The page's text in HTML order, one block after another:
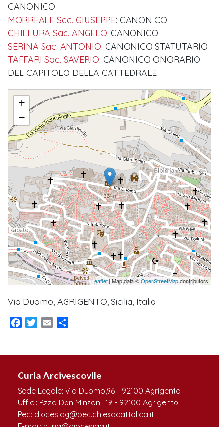
CANONICO
MORREALE Sac. GIUSEPPE: CANONICO
CHILLURA Sac. ANGELO: CANONICO
SERINA Sac. ANTONIO: CANONICO STATUTARIO
TAFFARI Sac. SAVERIO: CANONICO ONORARIO
DEL CAPITOLO DELLA CATTEDRALE
CAPITOLO CATTEDRALE
+
−
Leaflet| Map data ©OpenStreetMapcontributors
Via Duomo, AGRIGENTO, Sicilia, Italia
Facebook
TwitterEmail
Curia Arcivescovile
Sede Legale: Via Duomo,96 - 92100 Agrigento
Uffici: P.zza Don Minzoni, 19 - 92100 Agrigento
Pec: diocesiag@pec.chiesacattolica.it